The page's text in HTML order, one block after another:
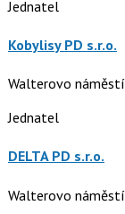
Jednatel
Kobylisy PD s.r.o.
Walterovo náměstí
Jednatel
DELTA PD s.r.o.
Walterovo náměstí